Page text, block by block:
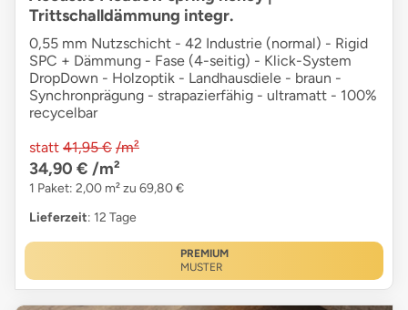
Trittschalldämmung integr.
0,55 mm Nutzschicht - 42 Industrie (normal) - Rigid
SPC + Dämmung - Fase (4-seitig) - Klick-System
DropDown - Holzoptik - Landhausdiele - braun -
Synchronprägung - strapazierfähig - ultramatt - 100%
recycelbar
statt 41,95 € /m²
34,90 € /m²
1 Paket: 2,00 m² zu 69,80 €
Lieferzeit: 12 Tage
PREMIUM
MUSTER